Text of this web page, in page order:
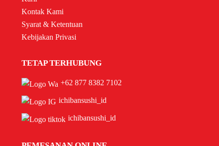
Kontak Kami
Syarat & Ketentuan
Kebijakan Privasi
TETAP TERHUBUNG
+62 877 8382 7102
ichibansushi_id
ichibansushi_id